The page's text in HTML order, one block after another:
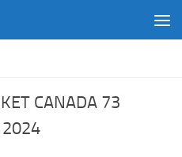
CANADA 73
2024